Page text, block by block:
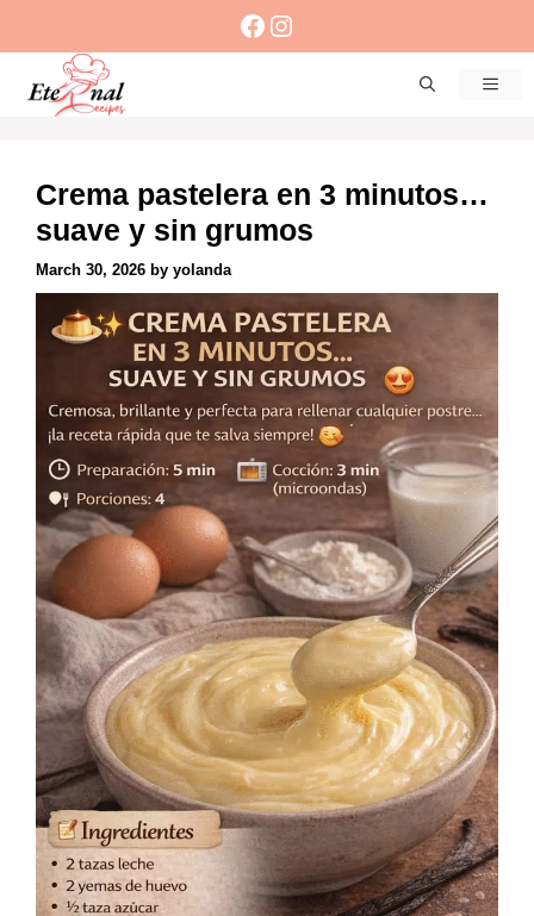
content
Facebook
Instagram
Crema pastelera en 3 minutos…
suave y sin grumos
March 30, 2026 by yolanda